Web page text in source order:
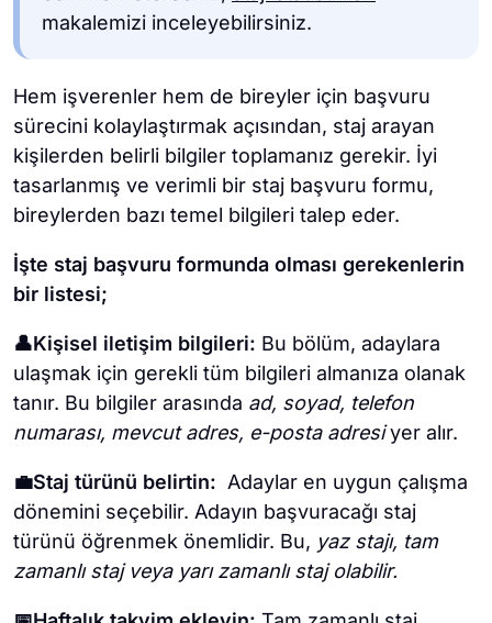
makalemizi inceleyebilirsiniz.
Hem işverenler hem de bireyler için başvuru
sürecini kolaylaştırmak açısından, staj arayan
kişilerden belirli bilgiler toplamanız gerekir. İyi
tasarlanmış ve verimli bir staj başvuru formu,
bireylerden bazı temel bilgileri talep eder.
İşte staj başvuru formunda olması gerekenlerin
bir listesi;
👤Kişisel iletişim bilgileri: Bu bölüm, adaylara
ulaşmak için gerekli tüm bilgileri almanıza olanak
tanır. Bu bilgiler arasında ad, soyad, telefon
numarası, mevcut adres, e-posta adresiyer alır.
💼Staj türünü belirtin: Adaylar en uygun çalışma
dönemini seçebilir. Adayın başvuracağı staj
türünü öğrenmek önemlidir. Bu, yaz stajı, tam
zamanlı staj veya yarı zamanlı staj olabilir.